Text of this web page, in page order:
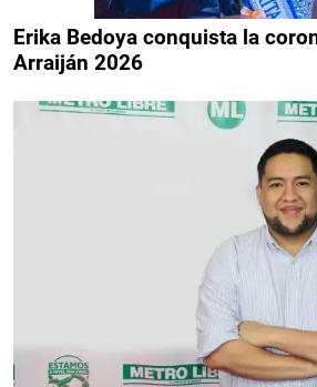
Erika Bedoya conquista la
Arraiján 2026